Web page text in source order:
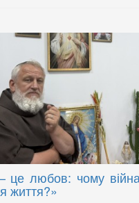
це любов: чому
життя?»